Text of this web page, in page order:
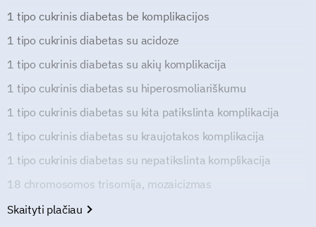
1 tipo cukrinis diabetas be komplikacijos
1 tipo cukrinis diabetas su acidoze
1 tipo cukrinis diabetas su akių komplikacija
1 tipo cukrinis diabetas su hiperosmoliariškumu
1 tipo cukrinis diabetas su kita patikslinta komplikacija
1 tipo cukrinis diabetas su kraujotakos komplikacija
1 tipo cukrinis diabetas su nepatikslinta komplikacija
18 chromosomos trisomija, mozaicizmas
Skaityti plačiau